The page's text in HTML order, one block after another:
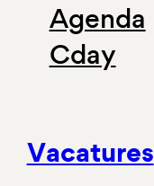
Agenda
Cday
Vacatures